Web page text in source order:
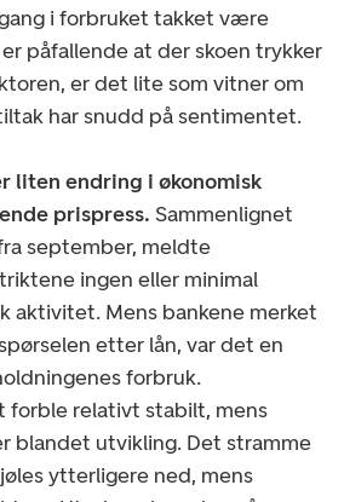
i forbruket takket være
påfallende at der skoen trykker
er det lite som vitner om
har snudd på sentimentet.
liten endring i økonomisk
prispress. Sammenlignet
september, meldte
ingen eller minimal
aktivitet. Mens bankene merket
etter lån, var det en
forbruk.
forble relativt stabilt, mens
blandet utvikling. Det stramme
ytterligere ned, mens